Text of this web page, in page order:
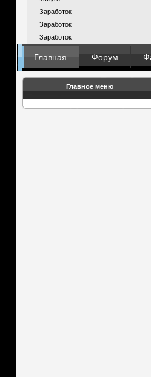
Заработок
Заработок
Заработок
Главная Форум
Главное меню